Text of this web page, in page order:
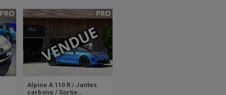
Alpine A 110 R / Jantes
carbone / Sortie…